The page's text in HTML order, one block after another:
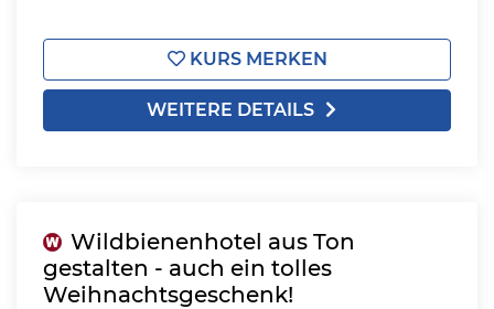
KURS MERKEN
WEITERE DETAILS
Wildbienenhotel aus Ton
gestalten - auch ein tolles
Weihnachtsgeschenk!